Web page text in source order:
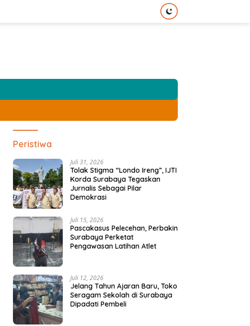
Peristiwa
Juli 31, 2026
Tolak Stigma “Londo Ireng”, IJTI
Korda Surabaya Tegaskan
Jurnalis Sebagai Pilar
Demokrasi
Juli 15, 2026
Pascakasus Pelecehan, Perbakin
Surabaya Perketat
Pengawasan Latihan Atlet
Juli 12, 2026
Jelang Tahun Ajaran Baru, Toko
Seragam Sekolah di Surabaya
Dipadati Pembeli